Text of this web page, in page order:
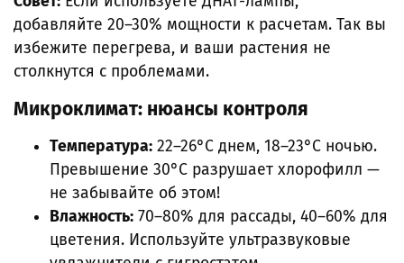
добавляйте 20–30% мощности к расчетам. Так вы
избежите перегрева, и ваши растения не
столкнутся с проблемами.
Микроклимат: нюансы контроля
Температура: 22–26°C днем, 18–23°C ночью.
Превышение 30°C разрушает хлорофилл —
не забывайте об этом!
Влажность: 70–80% для рассады, 40–60% для
цветения. Используйте ультразвуковые